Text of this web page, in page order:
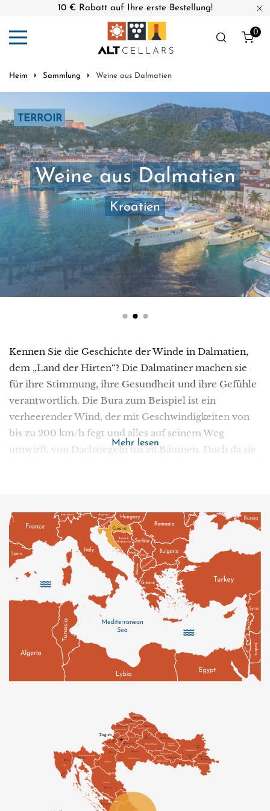
10 € Rabatt auf Ihre erste Bestellung!
0
Heim Sammlung Weine aus Dalmatien
TERROIR
Weine aus Dalmatien
Kroatien
Kennen Sie die Geschichte der Winde in Dalmatien,
dem „Land der Hirten“? Die Dalmatiner machen sie
für ihre Stimmung, ihre Gesundheit und ihre Gefühle
verantwortlich. Die Bura zum Beispiel ist ein
verheerender Wind, der mit Geschwindigkeiten von
bis zu 200 km/h fegt und alles auf seinem Weg
umwirft, von Dachziegeln bis zu Bäumen. Doch da sie
schlechte Laune mit sich bringt. In vergangenen
Jahrhunderten wurde er sogar von Kriminellen als
Verteidigungsgrund genutzt, um ihre Strafen zu
mildern. Während der Republik Dubrovnik war es
verboten, bei Jugo-Wetter Versammlungen
abzuhalten oder politische oder juristische
Entscheidungen zu treffen.
Diese Winde formen und gestalten das Land. Sie
treiben es dem Meer entgegen, so wie sie einst Marco
Polo trieben – die Dalmatiner sind überzeugt, dass der
Seefahrer seine Kindheit in einem der gotischen
Manche Historiker halten das für plausibel. Um sich
vor der Kraft der Winde zu schützen, sind die
Weinberge Mitteldalmatiens von Trockenmauern
umgeben, hinter denen die Reben vereinzelt wachsen.
Und auf der Insel Hvar, in der Ebene von Stari Grad,
wo die Agrarlandschaft seit dem 6. Jahrhundert v. Chr.
Mehr lesen